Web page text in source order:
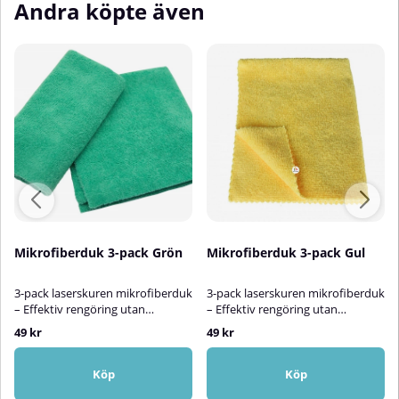
Andra köpte även
Mikrofiberduk 3-pack Grön
3-pack laserskuren mikrofiberduk
– Effektiv rengöring utan
repor!Högkvalitativa gröna
mikrofiberdukar som är perfekta
för rengöring av alla typer av
ytor, både inomhus och
49 kr
Köp
Mikrofiberduk 3-pack Gul
3-pack laserskuren mikrofiberduk
– Effektiv rengöring utan
repor!Detta 3-pack laserskurna
mikrofiberdukar erbjuder
högkvalitativ, repfri rengöring för
alla typer av ytor – både inomhus
49 kr
Köp